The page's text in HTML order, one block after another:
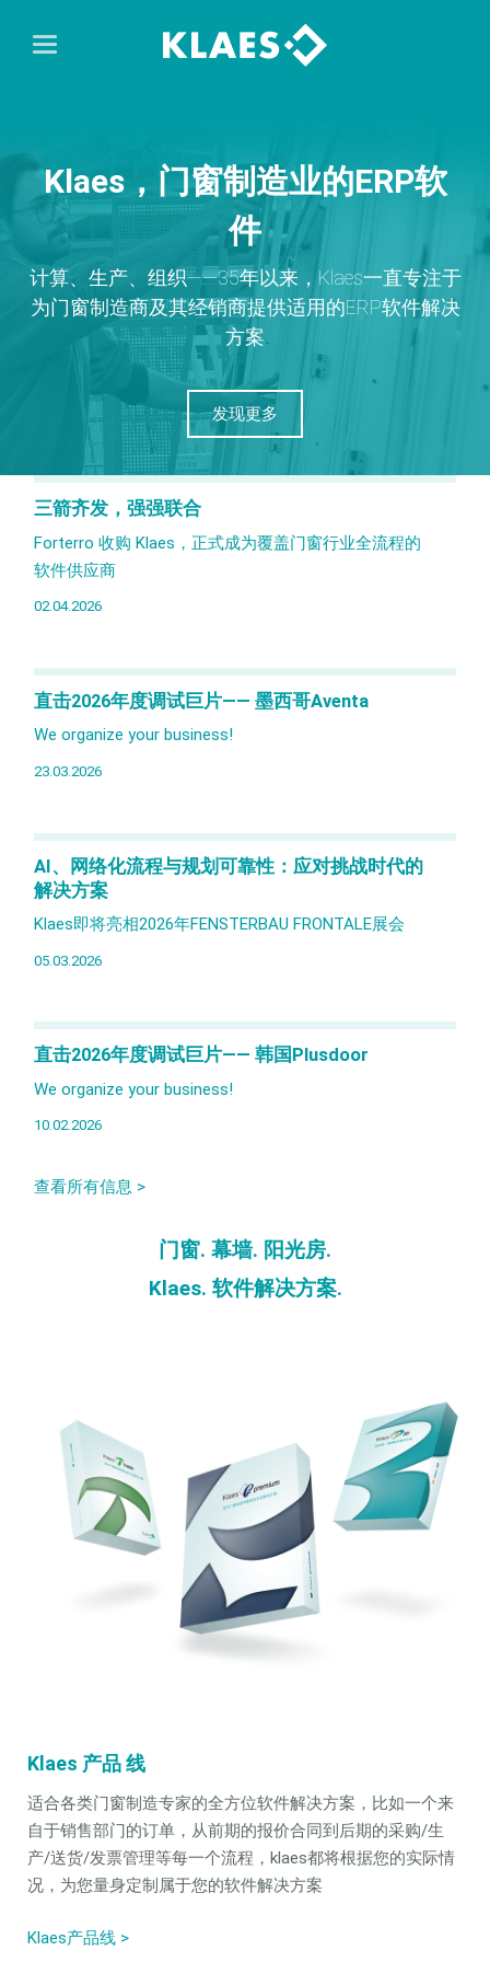
Klaes，门窗制造业的ERP软
件
计算、生产、组织——35年以来，Klaes一直专注于
为门窗制造商及其经销商提供适用的ERP软件解决
方案
发现更多
三箭齐发，强强联合
Forterro 收购 Klaes，正式成为覆盖门窗行业全流程的
软件供应商
02.04.2026
直击2026年度调试巨片—— 墨西哥Aventa
We organize your business!
23.03.2026
AI、网络化流程与规划可靠性：应对挑战时代的
解决方案
Klaes即将亮相2026年FENSTERBAU FRONTALE展会
05.03.2026
直击2026年度调试巨片—— 韩国Plusdoor
We organize your business!
10.02.2026
查看所有信息 >
门窗. 幕墙. 阳光房.
Klaes. 软件解决方案.
Klaes 产品 线
适合各类门窗制造专家的全方位软件解决方案，比如一个来
自于销售部门的订单，从前期的报价合同到后期的采购/生
产/送货/发票管理等每一个流程，klaes都将根据您的实际情
况，为您量身定制属于您的软件解决方案
Klaes产品线 >